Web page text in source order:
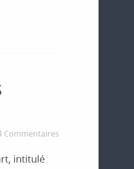
Commentaires
intitulé